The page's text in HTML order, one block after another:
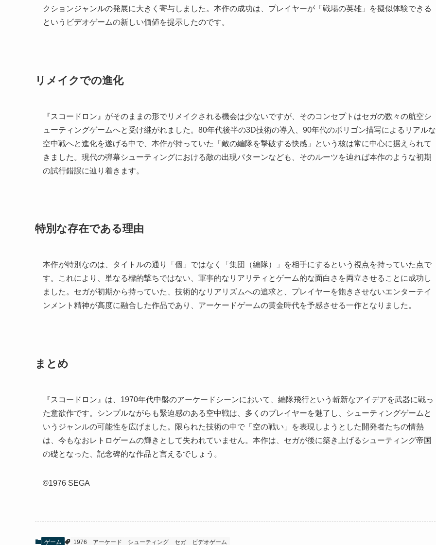
クションジャンルの発展に大きく寄与しました。本作の成功は、プレイヤーが「戦場の英雄」を擬似体験できる
というビデオゲームの新しい価値を提示したのです。
リメイクでの進化
『スコードロン』がそのままの形でリメイクされる機会は少ないですが、そのコンセプトはセガの数々の航空シ
ューティングゲームへと受け継がれました。80年代後半の3D技術の導入、90年代のポリゴン描写によるリアルな
空中戦へと進化を遂げる中で、本作が持っていた「敵の編隊を撃破する快感」という核は常に中心に据えられて
きました。現代の弾幕シューティングにおける敵の出現パターンなども、そのルーツを辿れば本作のような初期
の試行錯誤に辿り着きます。
特別な存在である理由
本作が特別なのは、タイトルの通り「個」ではなく「集団（編隊）」を相手にするという視点を持っていた点で
す。これにより、単なる標的撃ちではない、軍事的なリアリティとゲーム的な面白さを両立させることに成功し
ました。セガが初期から持っていた、技術的なリアリズムへの追求と、プレイヤーを飽きさせないエンターテイ
ンメント精神が高度に融合した作品であり、アーケードゲームの黄金時代を予感させる一作となりました。
まとめ
『スコードロン』は、1970年代中盤のアーケードシーンにおいて、編隊飛行という斬新なアイデアを武器に戦っ
た意欲作です。シンプルながらも緊迫感のある空中戦は、多くのプレイヤーを魅了し、シューティングゲームと
いうジャンルの可能性を広げました。限られた技術の中で「空の戦い」を表現しようとした開発者たちの情熱
は、今もなおレトロゲームの輝きとして失われていません。本作は、セガが後に築き上げるシューティング帝国
の礎となった、記念碑的な作品と言えるでしょう。
©1976 SEGA
ゲーム 1976 アーケード シューティング セガ ビデオゲーム